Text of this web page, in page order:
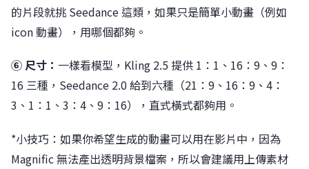
的片段就挑 Seedance 這類，如果只是簡單小動畫（例如
icon 動畫），用哪個都夠。
⑥ 尺寸： 一樣看模型，Kling 2.5 提供 1：1、16：9、9：
16 三種，Seedance 2.0 給到六種（21：9、16：9、4：
3、1：1、3：4、9：16），直式橫式都夠用。
*小技巧：如果你希望生成的動畫可以用在影片中，因為
Magnific 無法產出透明背景檔案，所以會建議用上傳素材